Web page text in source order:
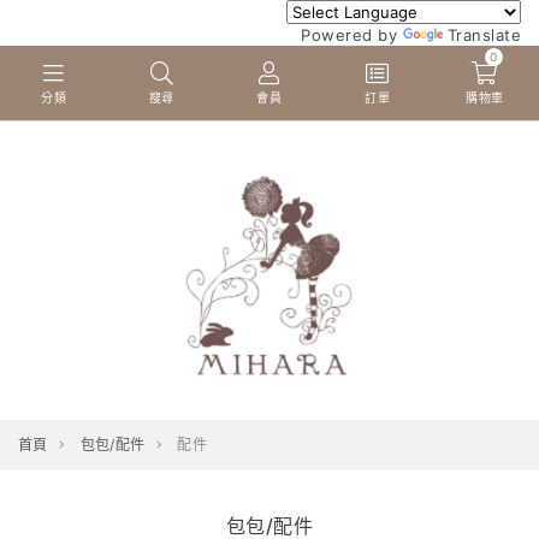
Powered by Translate
分類 搜尋 會員 訂單
0
購物車
首頁 包包/配件 配件
包包/配件